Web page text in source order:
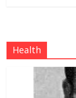
Health